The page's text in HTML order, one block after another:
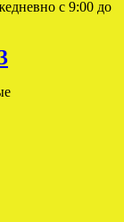
с 9:00 до